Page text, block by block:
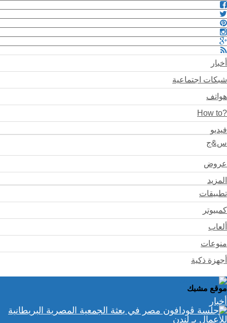
أخبار
شبكات اجتماعية
هواتف
?How to
فيديو
س&ج
عروض
المزيد
تطبيقات
كمبيوتر
ألعاب
منوعات
أجهزة ذكية
موقع مشبك
أخبار